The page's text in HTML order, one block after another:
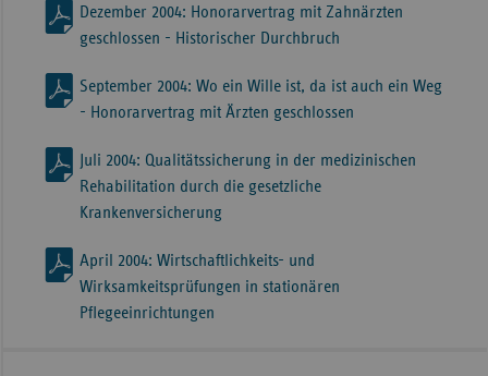
Dezember 2004: Honorarvertrag mit Zahnärzten
geschlossen - Historischer Durchbruch
September 2004: Wo ein Wille ist, da ist auch ein Weg
- Honorarvertrag mit Ärzten geschlossen
Juli 2004: Qualitätssicherung in der medizinischen
Rehabilitation durch die gesetzliche
Krankenversicherung
April 2004: Wirtschaftlichkeits- und
Wirksamkeitsprüfungen in stationären
Pflegeeinrichtungen